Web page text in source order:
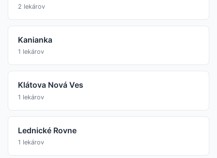
2 lekárov
Kanianka
1 lekárov
Klátova Nová Ves
1 lekárov
Lednické Rovne
1 lekárov